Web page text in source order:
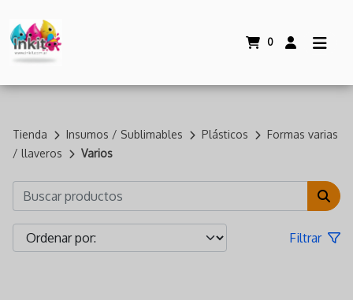
0
Tienda Insumos / Sublimables Plásticos
Formas varias
/ llaveros
Varios
Filtrar